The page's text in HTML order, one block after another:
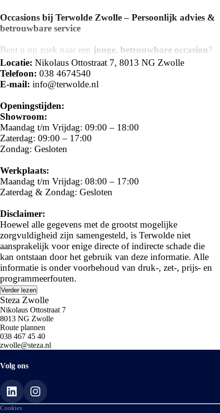
Occasions bij Terwolde Zwolle – Persoonlijk advies &
betrouwbare service
Bent u op zoek naar een jonge, betrouwbare occasion?
BijTerwolde Zwollevindt u een zorgvuldig geselecteerd
aanbod vangebruikte Nissan- en Mitsubishi-auto’s
bedrijfswagens én occasions van andere merken, inclusief
Elk voertuig is
en voorzien van duidelijke garantievoorwaarden.
Als onderdeel van Terwolde – de grootste
merkexpertise
begeleiden u graag vanoriëntatie tot aflevering – én
daarna.
----
Waarom kiezen voor een occasion bij Terwolde Zwolle?
✔ Ruime keuze in jonge en betrouwbare occasions
✔ 100% gecontroleerde voertuigen, rijklaar afgeleverd
✔ Elektrisch, hybride, benzine en diesel beschikbaar
✔BOVAG-garantie
✔ Eerlijk inruilvoorstel voor uw huidige auto
✔ Financiering en verzekering in eigen huis geregeld
✔ Persoonlijke begeleiding door een ervaren
verkoopadviseur
----
Onze diensten voor occasionklanten
✔ Vrijblijvende proefrit mogelijk
✔ Scherpe offertes – met of zonder inruil
✔ Snelle beschikbaarheid: direct uit voorraad leverbaar
Locatie: Nikolaus Ottostraat 7, 8013 NG Zwolle
Telefoon: 038 4674540
E-mail: info@terwolde.nl
Openingstijden:
Showroom:
Maandag t/m Vrijdag: 09:00 – 18:00
Zaterdag: 09:00 – 17:00
Zondag: Gesloten
Werkplaats:
Maandag t/m Vrijdag: 08:00 – 17:00
Zaterdag & Zondag: Gesloten
Disclaimer:
Hoewel alle gegevens met de grootst mogelijke
zorgvuldigheid zijn samengesteld, is Terwolde niet
aansprakelijk voor enige directe of indirecte schade die
kan ontstaan door het gebruik van deze informatie. Alle
informatie is onder voorbehoud van druk-, zet-, prijs- en
programmeerfouten.
Verder lezen
Steza Zwolle
Nikolaus Ottostraat 7
8013 NG Zwolle
Route plannen
038 467 45 40
zwolle@steza.nl
Volg ons
Cookies